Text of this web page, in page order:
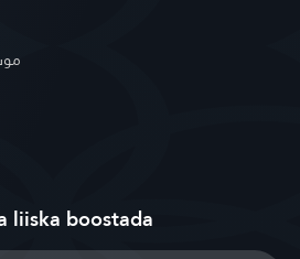
liiska boostada